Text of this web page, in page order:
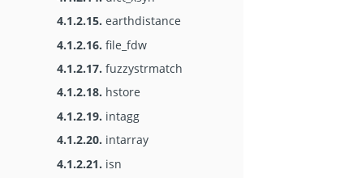
4.1.2.15. earthdistance
4.1.2.16. file_fdw
4.1.2.17. fuzzystrmatch
4.1.2.18. hstore
4.1.2.19. intagg
4.1.2.20. intarray
4.1.2.21. isn